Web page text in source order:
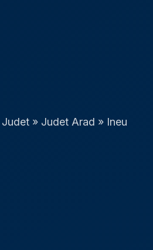
Judet» Judet Arad » Ineu